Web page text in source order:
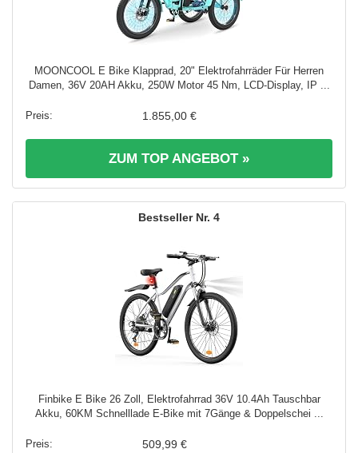
MOONCOOL E Bike Klapprad, 20" Elektrofahrräder Für Herren
Damen, 36V 20AH Akku, 250W Motor 45 Nm, LCD-Display, IP ...
1.855,00 €
ZUM TOP ANGEBOT »
4
Finbike E Bike 26 Zoll, Elektrofahrrad 36V 10.4Ah Tauschbar
Akku, 60KM Schnelllade E-Bike mit 7Gänge & Doppelschei ...
509,99 €